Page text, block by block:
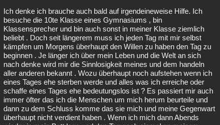
Ich denke ich brauche auch bald auf irgendeineweise Hilfe. Ich
besuche die 10te Klasse eines Gymnasiums , bin
Klassensprecher und bin auch sonst in meiner Klasse ziemlich
beliebt . Doch seit längerem muss ich jeden Tag mit mir selbst
kämpfen um Morgens überhaupt den Willen zu haben den Tag zu
beginnen . Je länger ich über mein Leben und die Welt an sich
nach denke wird mir die Sinnlosigkeit meines und dem handeln
aller anderen bekannt . Wozu überhaupt noch aufstehen wenn ich
eines Tages ehe sterben werde und alles was ich erreiche oder
schaffe eines Tages ehe bedeutungslos ist ? Es passiert mir auch
immer öfter das ich die Menschen um mich herum beurteile und
dann zu dem Schluss komme das sie mich und meine Gegenwart
überhaupt nicht verdient haben . Wenn ich mich dann Abends